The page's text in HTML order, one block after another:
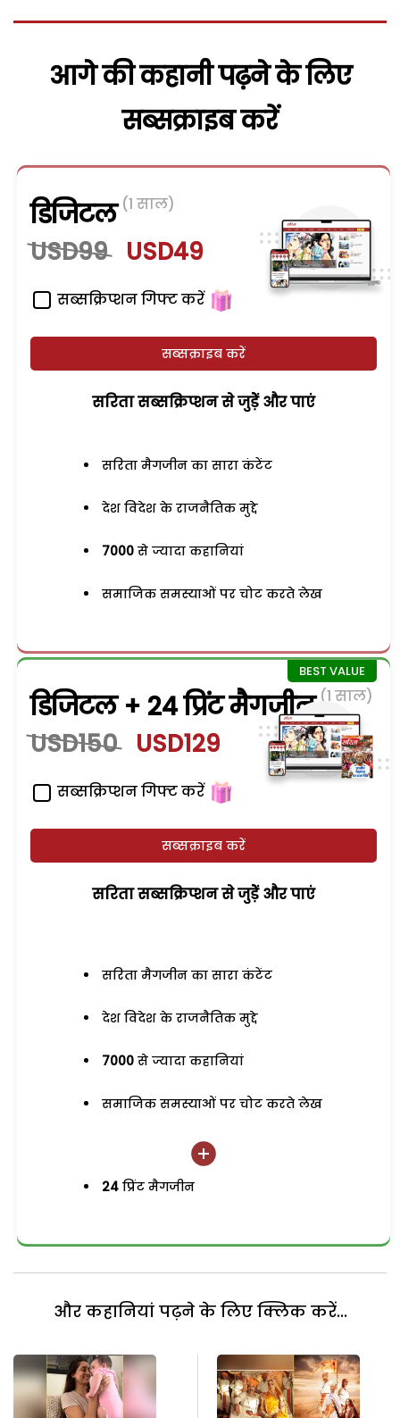
आगे की कहानी पढ़ने के लिए
सब्सक्राइब करें
डिजिटल (1 साल)
USD99 USD49
सब्सक्रिप्शन गिफ्ट करें
सब्सक्राइब करें
सरिता सब्सक्रिप्शन से जुड़ेें और पाएं
सरिता मैगजीन का सारा कंटेंट
देश विदेश के राजनैतिक मुद्दे
7000 से ज्यादा कहानियां
समाजिक समस्याओं पर चोट करते लेख
डिजिटल + 24 प्रिंट मैगजीन (1 साल)
USD150 USD129
सब्सक्रिप्शन गिफ्ट करें
सब्सक्राइब करें
सरिता सब्सक्रिप्शन से जुड़ेें और पाएं
सरिता मैगजीन का सारा कंटेंट
देश विदेश के राजनैतिक मुद्दे
7000 से ज्यादा कहानियां
समाजिक समस्याओं पर चोट करते लेख
24 प्रिंट मैगजीन
और कहानियां पढ़ने के लिए क्लिक करें...